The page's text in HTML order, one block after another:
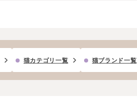
猫カテゴリ一覧 猫ブランド一覧